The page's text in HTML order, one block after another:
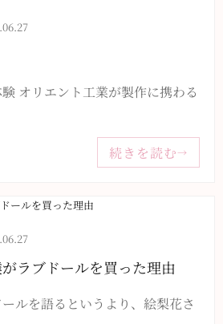
エント工業賛江
続きを読む→
オリエント工業が製作に携わる
続きを読む→
ラブドールを買った理由
ルを語るというより、絵梨花さ